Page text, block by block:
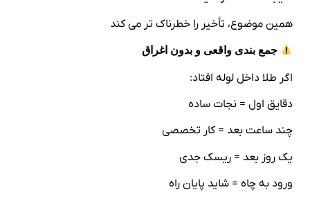
همین موضوع، تأخیر را خطرناک‌ تر می‌ کند
جمع‌ بندی واقعی و بدون اغراق
اگر طلا داخل لوله افتاد:
دقایق اول = نجات ساده
چند ساعت بعد = کار تخصصی
یک روز بعد = ریسک جدی
ورود به چاه = شاید پایان راه